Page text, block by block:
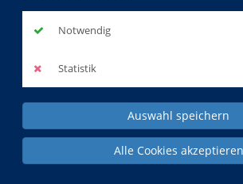
Notwendig
Statistik
Auswahl speichern
Alle Cookies akzeptieren
http://www.villa-
Anfahrt
Hier klicken, um
aktivieren.